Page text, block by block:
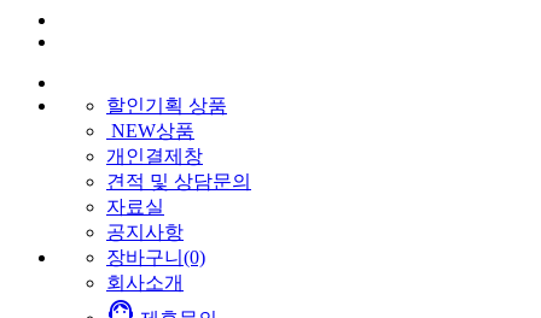
할인기획 상품
NEW상품
개인결제창
견적 및 상담문의
자료실
공지사항
장바구니(0)
회사소개
support_agent